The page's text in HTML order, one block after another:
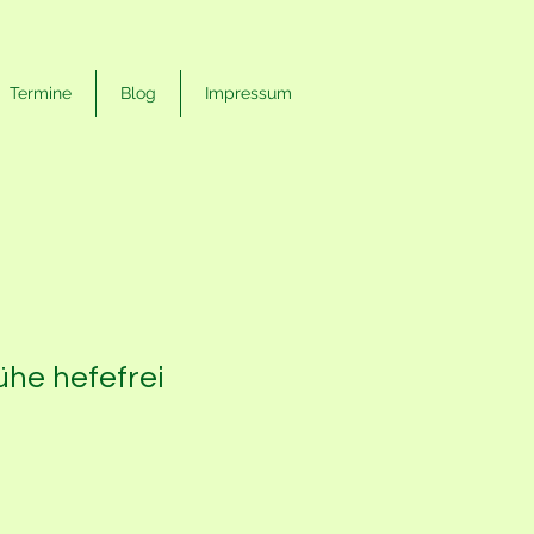
Termine Blog Impressum
hefefrei